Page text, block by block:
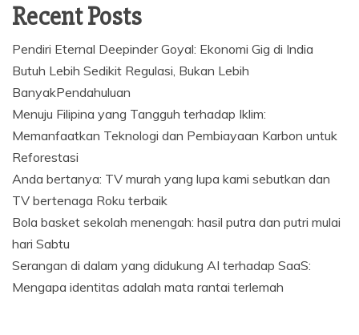
Recent Posts
Pendiri Eternal Deepinder Goyal: Ekonomi Gig di India
Butuh Lebih Sedikit Regulasi, Bukan Lebih
BanyakPendahuluan
Menuju Filipina yang Tangguh terhadap Iklim:
Memanfaatkan Teknologi dan Pembiayaan Karbon untuk
Reforestasi
Anda bertanya: TV murah yang lupa kami sebutkan dan
TV bertenaga Roku terbaik
Bola basket sekolah menengah: hasil putra dan putri mulai
hari Sabtu
Serangan di dalam yang didukung AI terhadap SaaS:
Mengapa identitas adalah mata rantai terlemah